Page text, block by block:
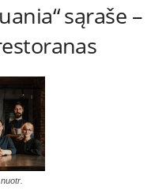
sąraše –